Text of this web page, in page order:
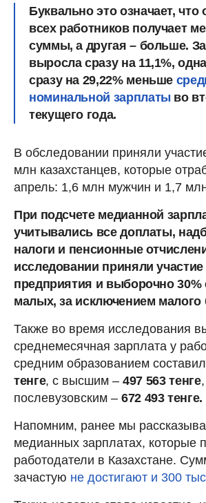
Буквально это означает,
всех работников получает
суммы, а другая – больше.
выросла сразу на 11,1%,
сразу на 29,22%меньше
номинальной зарплатыво
текущего года.
В обследовании приняли
млн казахстанцев, которые
апрель: 1,6 млн мужчин и 1,7
При подсчете медианной
учитывались все доплаты,
налоги и пенсионные
исследовании приняли
предприятия и выборочно 30%
малых, за исключением малого
Также во время исследования
среднемесячная зарплата у
средним образованием
тенге, с высшим –497 563 тенге
послевузовским – 672 493 тенге.
Напомним, ранее мы
медианных зарплатах, которые
работодатели в Казахстане.
зачастую не достигают и 300